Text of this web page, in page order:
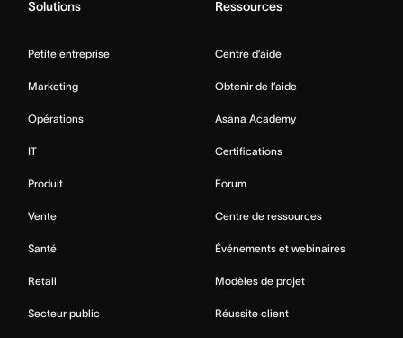
Solutions
Petite entreprise
Marketing
Opérations
IT
Produit
Vente
Santé
Retail
Secteur public
Ressources
Centre d’aide
Obtenir de l’aide
Asana Academy
Certifications
Forum
Centre de ressources
Événements et webinaires
Modèles de projet
Réussite client